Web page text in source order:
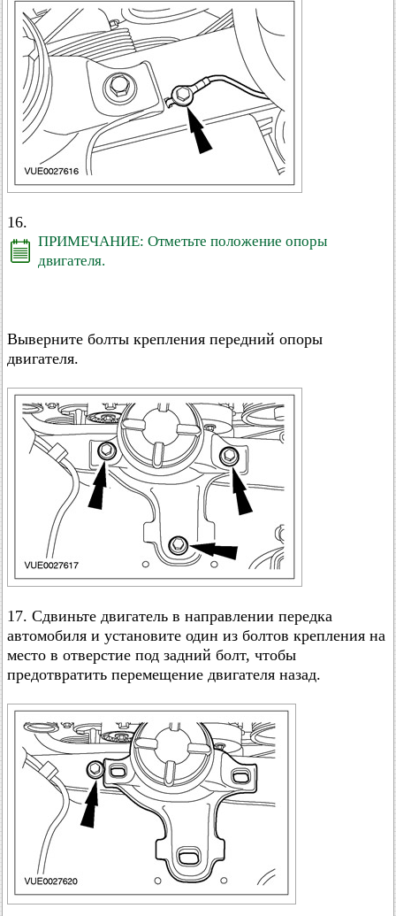
16.
ПРИМЕЧАНИЕ: Отметьте положение опоры
двигателя.
Выверните болты крепления передний опоры
двигателя.
17. Сдвиньте двигатель в направлении передка
автомобиля и установите один из болтов крепления на
место в отверстие под задний болт, чтобы
предотвратить перемещение двигателя назад.